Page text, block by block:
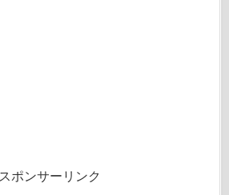
スポンサーリンク